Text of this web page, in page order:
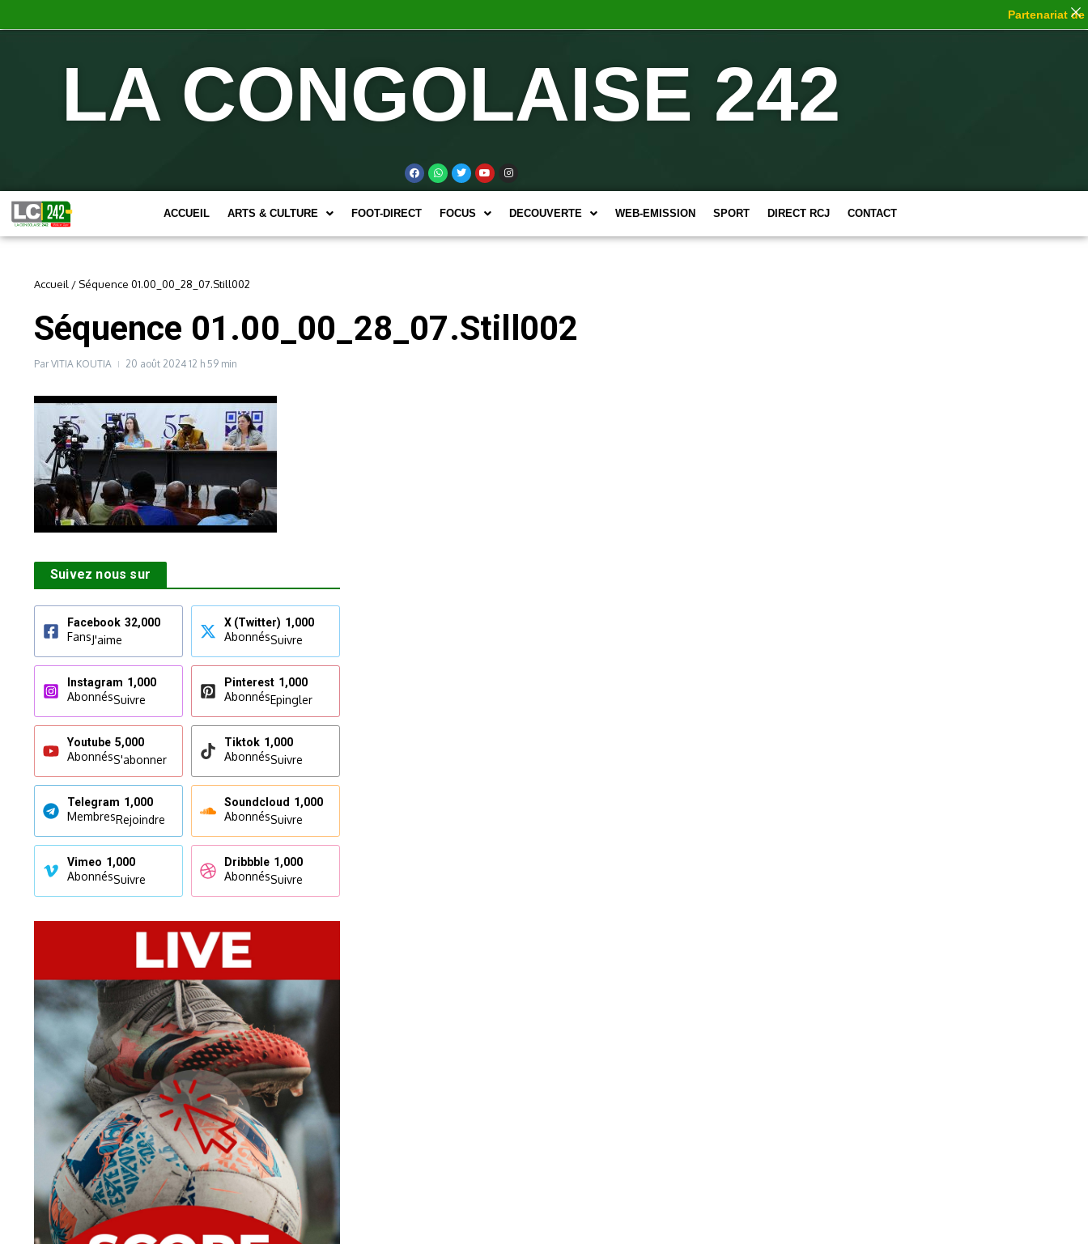
LA CONGOLAISE 242
ACCUEIL ARTS & CULTURE FOOT-DIRECT FOCUS DECOUVERTE WEB-EMISSION SPORT DIRECT RCJ CONTACT
Accueil / Séquence 01.00_00_28_07.Still002
Séquence 01.00_00_28_07.Still002
ParVITIA KOUTIA 20 août 2024 12 h 59 min
Suivez nous sur
Facebook 32,000
FansJ'aime
X (Twitter) 1,000
AbonnésSuivre
Instagram 1,000
AbonnésSuivre
Pinterest 1,000
AbonnésEpingler
Youtube 5,000
AbonnésS'abonner
Tiktok 1,000
AbonnésSuivre
Telegram 1,000
MembresRejoindre
Soundcloud 1,000
AbonnésSuivre
Vimeo 1,000
AbonnésSuivre
Dribbble 1,000
AbonnésSuivre
Partenariat de